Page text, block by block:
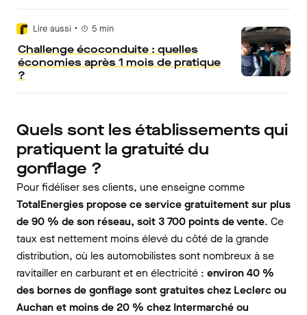
Lire aussi • 5 min
Challenge écoconduite : quelles
économies après 1 mois de pratique
?
Quels sont les établissements qui
pratiquent la gratuité du
gonflage ?
Pour fidéliser ses clients, une enseigne comme
TotalEnergies propose ce service gratuitement sur plus
de 90 % de son réseau, soit 3 700 points de vente. Ce
taux est nettement moins élevé du côté de la grande
distribution, où les automobilistes sont nombreux à se
ravitailler en carburant et en électricité : environ 40 %
des bornes de gonflage sont gratuites chez Leclerc ou
Auchan et moins de 20 % chez Intermarché ou